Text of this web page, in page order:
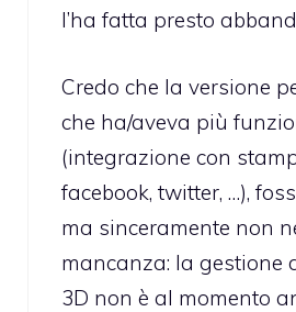
l’ha fatta presto
Credo che la versione
che ha/aveva più
(integrazione con
facebook, twitter, …),
ma sinceramente non
mancanza: la gestione
3D non è al momento